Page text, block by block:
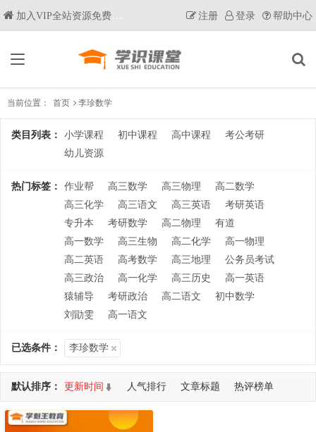
加入VIP全站资源免费获取 注册 登录 帮助中心
当前位置： 首页 李珍数学
类目列表： 小学课程 初中课程 高中课程
考公考研
幼儿资源
热门标签： 作业帮 高三数学 高三物理
高二数学
高三化学
高三语文 高三英语
考研英语
专升本
考研数学 高二物理
有道
高一数学
高三生物 高二化学
高一物理
高二英语
高考数学 高三地理
公务员考试
高三政治
高一化学 高三历史
高一英语
猿辅导
考研政治 高二语文
初中数学
刘勖雯
高一语文
已选条件： 李珍数学
默认排序： 更新时间 人气排行 文章标题
热评榜单